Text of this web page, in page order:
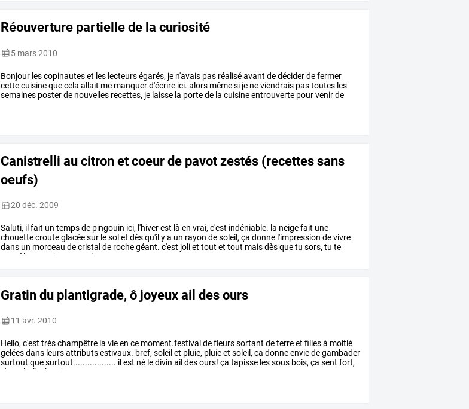
Réouverture partielle de la curiosité
5 mars 2010
Bonjour lescopinauteset les lecteurségarés, je n'avais pas réaliséavant dedéciderdefermer
cettecuisinequecela allait me manquerd'écrire ici. alors mêmesi je neviendrais pastoutes les
semaines posterde nouvelles recettes, je laisse la portede la cuisineentrouverte pourvenirde
Canistrelli au citron et coeur de pavot zestés (recettes sans
oeufs)
20 déc. 2009
Saluti, il fait un tempsde pingouin ici, l'hiverest là en vrai,c'est indéniable. la neigefait une
chouettecrouteglacéesur lesol et dèsqu'il ya un rayon desoleil,ça donne l'impression devivre
dans un morceau decristal de rochegéant. c'est joliet tout et tout maisdèsquetu sors,tu te
congèles
aussi aussi
Gratin du plantigrade, ô joyeux ail des ours
11 avr. 2010
Hello,c'est trèschampêtre la vieen ce moment.festival defleurssortant deterreet fillesà moitié
geléesdans leursattributsestivaux. bref,soleil et pluie, pluieet soleil,ca donneenviedegambader
surtout quesurtout.................. il est né ledivin ail desours! ça tapisse lessous bois,ça sent fort,
c'est
choli, oh oui